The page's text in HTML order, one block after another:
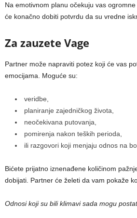
Na emotivnom planu očekuju vas
će konačno dobiti potvrdu da su vredne
Za zauzete Vage
Partner može napraviti potez koji će vas
emocijama. Moguće su:
veridbe,
planiranje zajedničkog života,
neočekivana putovanja,
pomirenja nakon teških perioda,
ili razgovori koji menjaju odnos na
Bićete prijatno iznenađene količinom
dobijati. Partner će želeti da vam pokaže
Odnosi koji su bili klimavi sada mogu